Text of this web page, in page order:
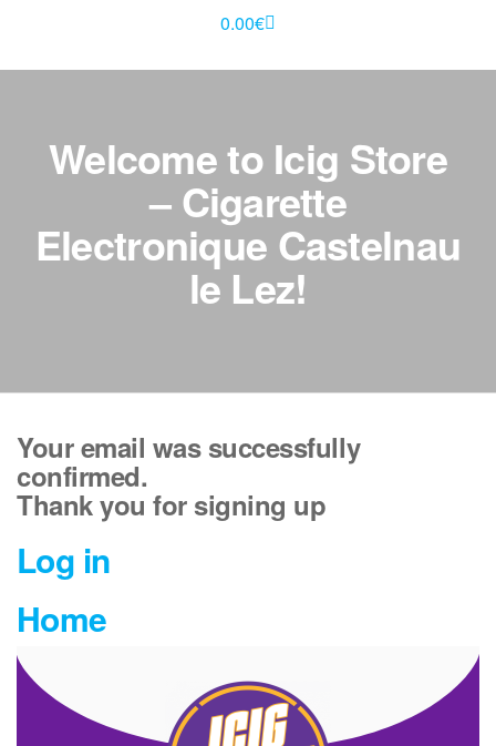
0.00€
Welcome to Icig Store
– Cigarette
Electronique Castelnau
le Lez!
Your email was successfully
confirmed.
Thank you for signing up
Log in
Home